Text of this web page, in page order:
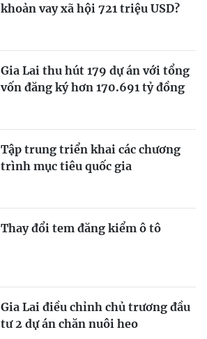
khoản vay xã hội 721 triệu USD?
Gia Lai thu hút 179 dự án với tổng
vốn đăng ký hơn 170.691 tỷ đồng
Tập trung triển khai các chương
trình mục tiêu quốc gia
Thay đổi tem đăng kiểm ô tô
Gia Lai điều chỉnh chủ trương đầu
tư 2 dự án chăn nuôi heo